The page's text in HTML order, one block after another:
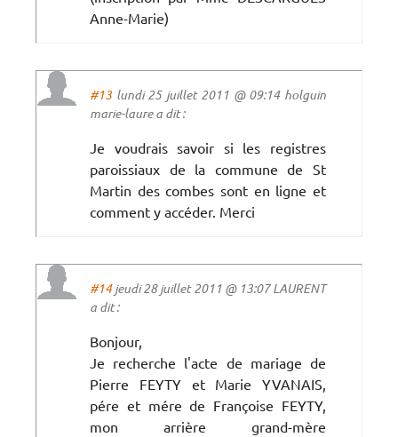
Anne-Marie)
#13 lundi 25 juillet 2011 @ 09:14 holguin
marie-laure a dit :
Je voudrais savoir si les registres
paroissiaux de la commune de St
Martin des combes sont en ligne et
comment y accéder. Merci
#14jeudi 28 juillet 2011 @ 13:07 LAURENT
a dit :
Bonjour,
Je recherche l'acte de mariage de
Pierre FEYTY et Marie YVANAIS,
pére et mére de Françoise FEYTY,
mon arrière grand-mère